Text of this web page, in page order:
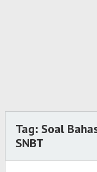
Tag: Soal
SNBT